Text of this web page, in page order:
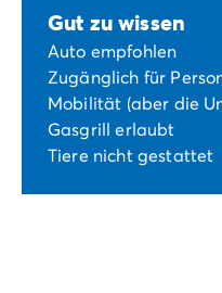
Gut zu wissen
Auto empfohlen
Zugänglich für
Mobilität (aber die
Gasgrill erlaubt
Tiere nicht gestattet